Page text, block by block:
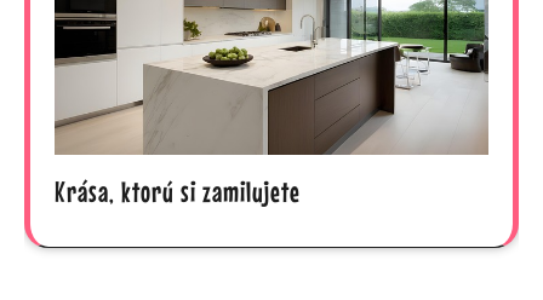
Krása, ktorú si zamilujete